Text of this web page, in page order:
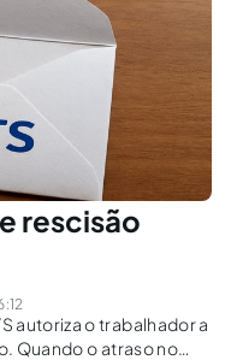
rescisão
autoriza o trabalhador a
Quando o atraso no